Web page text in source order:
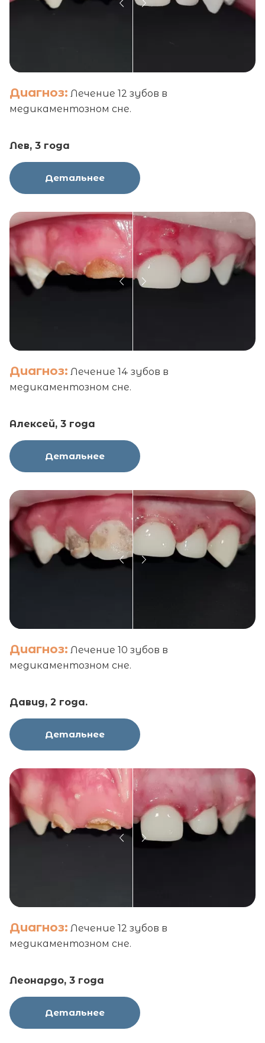
Диагноз: Лечение 12 зубов в
медикаментозном сне.
Лев, 3 года
Детальнее
Диагноз: Лечение 14 зубов в
медикаментозном сне.
Алексей, 3 года
Детальнее
Диагноз: Лечение 10 зубов в
медикаментозном сне.
Давид, 2 года.
Детальнее
Диагноз: Лечение 12 зубов в
медикаментозном сне.
Леонардо, 3 года
Детальнее